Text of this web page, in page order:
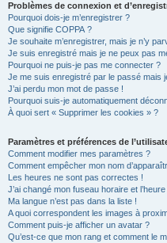
Problèmes de connexion et
Pourquoi dois-je m’enregistrer ?
Que signifie COPPA ?
Je souhaite m’enregistrer, mais je n’y
Je suis enregistré mais je ne peux pas
Pourquoi ne puis-je pas me connecter ?
Je me suis enregistré par le passé mais
J’ai perdu mon mot de passe !
Pourquoi suis-je automatiquement
À quoi sert « Supprimer les cookies » ?
Paramètres et préférences de
Comment modifier mes paramètres ?
Comment empêcher mon nom
Les heures ne sont pas correctes !
J’ai changé mon fuseau horaire et
Ma langue n’est pas dans la liste !
A quoi correspondent les images à
Comment puis-je afficher un avatar ?
Qu’est-ce que mon rang et comment le